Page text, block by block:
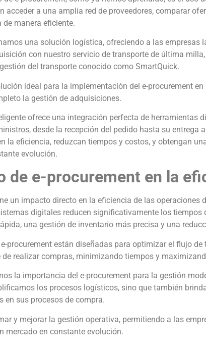
acceder a una amplia red de proveedores, comparar
de manera eficiente.
una solución logística, ofreciendo a las
con nuestro servicio de transporte de última
del transporte conocido como SmartQuick.
ideal para la implementación del e-procurement
la gestión de adquisiciones.
ofrece una integración perfecta de herramientas
desde la recepción del pedido hasta su entrega
la eficiencia, reduzcan tiempos y costos, y obtengan
evolución.
de e-procurement en la
un impacto directo en la eficiencia de las
digitales reducen significativamente los tiempos
una gestión de inventario más precisa y una
procurement están diseñadas para optimizar el flujo
realizar compras, minimizando tiempos y
la importancia del e-procurement para la gestión
los procesos logísticos, sino que también
en sus procesos de compra.
y mejorar la gestión operativa, permitiendo a las
mercado en constante evolución.